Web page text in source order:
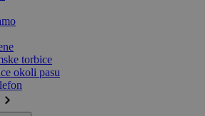
torbice
okoli pasu